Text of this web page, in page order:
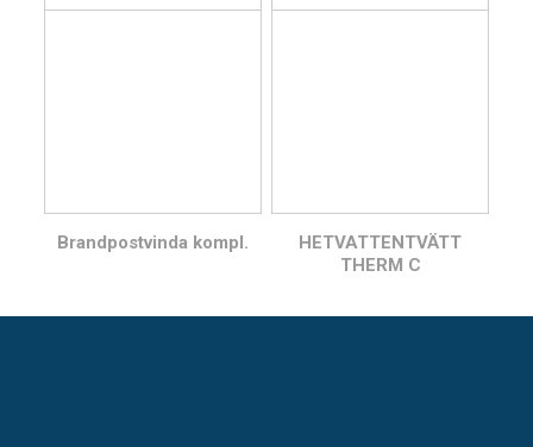
Brandpostvinda kompl.
HETVATTENTVÄTT
THERM C